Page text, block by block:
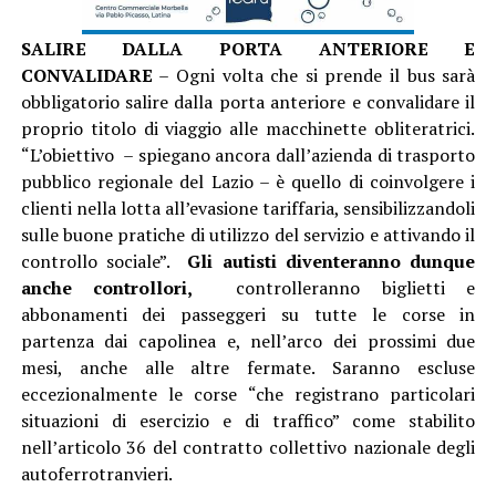
SALIRE DALLA PORTA ANTERIORE E
CONVALIDARE – Ogni volta che si prende il bus sarà
obbligatorio salire dalla porta anteriore e convalidare il
proprio titolo di viaggio alle macchinette obliteratrici.
“L’obiettivo – spiegano ancora dall’azienda di trasporto
pubblico regionale del Lazio – è quello di coinvolgere i
clienti nella lotta all’evasione tariffaria, sensibilizzandoli
sulle buone pratiche di utilizzo del servizio e attivando il
controllo sociale”. Gli autisti diventeranno dunque
anche controllori,
controlleranno biglietti e
abbonamenti dei passeggeri su tutte le corse in
partenza dai capolinea e, nell’arco dei prossimi due
mesi, anche alle altre fermate. Saranno escluse
eccezionalmente le corse “che registrano particolari
situazioni di esercizio e di traffico” come stabilito
nell’articolo 36 del contratto collettivo nazionale degli
autoferrotranvieri.